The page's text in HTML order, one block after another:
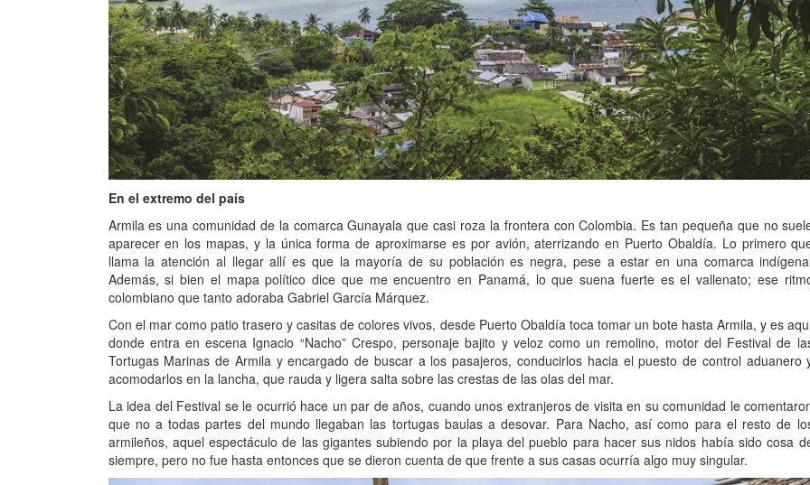
En el extremo del país
Armila es una comunidad de la comarca Gunayala que casi roza la frontera con Colombia. Es tan pequeña que no
aparecer en los mapas, y la única forma de aproximarse es por avión, aterrizando en Puerto Obaldía. Lo primero
llama la atención al llegar allí es que la mayoría de su población es negra, pese a estar en una comarca
Además, si bien el mapa político dice que me encuentro en Panamá, lo que suena fuerte es el vallenato; ese
colombiano que tanto adoraba Gabriel García Márquez.
Con el mar como patio trasero y casitas de colores vivos, desde Puerto Obaldía toca tomar un bote hasta Armila, y es
donde entra en escena Ignacio “Nacho” Crespo, personaje bajito y veloz como un remolino, motor del Festival de
Tortugas Marinas de Armila y encargado de buscar a los pasajeros, conducirlos hacia el puesto de control aduanero
acomodarlos en la lancha, que rauda y ligera salta sobre las crestas de las olas del mar.
La idea del Festival se le ocurrió hace un par de años, cuando unos extranjeros de visita en su comunidad le
que no a todas partes del mundo llegaban las tortugas baulas a desovar. Para Nacho, así como para el resto de
armileños, aquel espectáculo de las gigantes subiendo por la playa del pueblo para hacer sus nidos había sido cosa
siempre, pero no fue hasta entonces que se dieron cuenta de que frente a sus casas ocurría algo muy singular.